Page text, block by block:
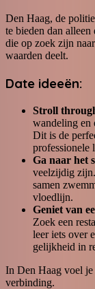
Den Haag, de
te bieden dan
die op zoek zijn
waarden deelt.
Date ideeën:
Stroll
wandeling en
Dit is de
professionele
Ga naar het
veelzijdig
samen
vloedlijn.
Geniet van
Zoek een
leer iets over
gelijkheid in
In Den Haag voel je
verbinding.